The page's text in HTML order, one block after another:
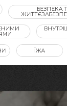
БЕЗПЕКА
ЇЖА